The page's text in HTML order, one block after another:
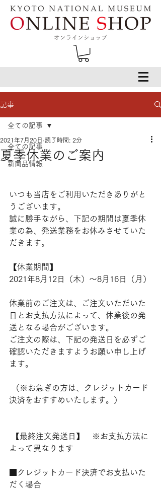
記事
全ての記事
新商品情報
全ての記事
夏季休業のご案内
2021年7月20日 読了時間: 2分
いつも当店をご利用いただきありがと
うございます。
誠に勝手ながら、下記の期間は夏季休
業の為、発送業務をお休みさせていた
だきます。
【休業期間】
2021年8月12日（木）～8月16日（月）
休業前のご注文は、ご注文いただいた
日とお支払方法によって、休業後の発
送となる場合がございます。
ご注文の際は、下記の発送日を必ずご
確認いただきますようお願い申し上げ
ます。
決済をおすすめいたします。）
よって異なります
■クレジットカード決済でお支払いた
だく場合